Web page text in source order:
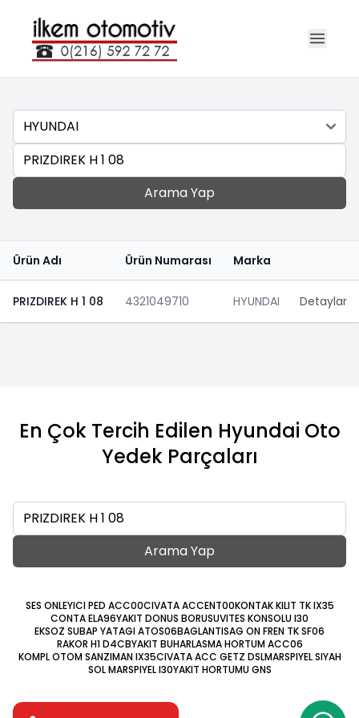
Marka
Ara
Arama Yap
Ürün Adı Ürün Numarası Marka
PRIZDIREK H 1 08 4321049710 HYUNDAI Detaylar
En Çok Tercih Edilen Hyundai Oto
Yedek Parçaları
Ara
Arama Yap
SES ONLEYICI PED ACC00CIVATA ACCENT00KONTAK KILIT TK IX35
CONTA ELA96YAKIT DONUS BORUSUVITES KONSOLU I30
EKSOZ SUBAP YATAGI ATOS06BAGLANTISAG ON FREN TK SF06
RAKOR H1 D4CBYAKIT BUHARLASMA HORTUM ACC06
KOMPL OTOM SANZIMAN IX35CIVATA ACC GETZ DSLMARSPIYEL SIYAH
SOL MARSPIYEL I30YAKIT HORTUMU GNS